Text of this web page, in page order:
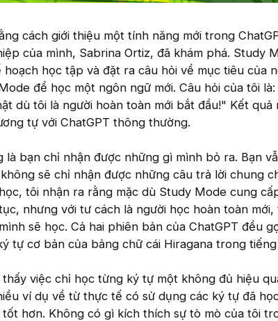
cách giới thiệu một tính năng mới trong
của mình, Sabrina Ortiz, đã khám phá. Study
học tập và đặt ra câu hỏi về mục tiêu của
để học một ngôn ngữ mới. Câu hỏi của tôi
dù tôi là người hoàn toàn mới bắt đầu!" Kết quả
tự với ChatGPT thông thường.
là bạn chỉ nhận được những gì mình bỏ ra. Bạn
sẽ chỉ nhận được những câu trả lời chung
tôi nhận ra rằng mặc dù Study Mode cung
nhưng với tư cách là người học hoàn toàn mới,
sẽ học. Cả hai phiên bản của ChatGPT đều
tự cơ bản của bảng chữ cái Hiragana trong
việc chỉ học từng ký tự một không đủ hiệu
ví dụ về từ thực tế có sử dụng các ký tự đã
hơn. Không có gì kích thích sự tò mò của tôi